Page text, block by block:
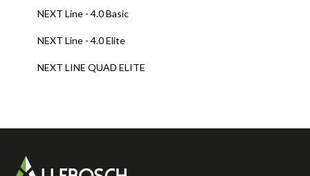
NEXT Line - 4.0 Basic
NEXT Line - 4.0 Elite
NEXT LINE QUAD ELITE